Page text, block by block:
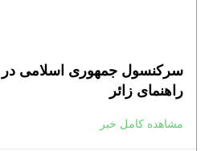
سرکنسول جمهوری اسلامی در
راهنمای زائر
مشاهده کامل خبر